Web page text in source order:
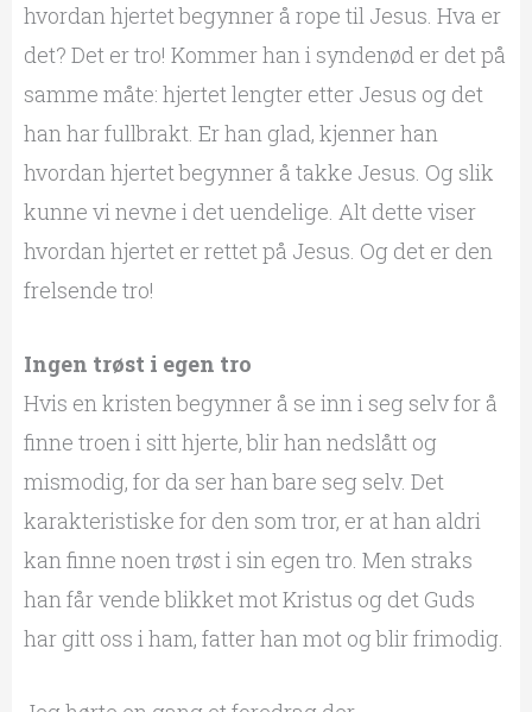
hvordan hjertet begynner å rope til Jesus. Hva er
det? Det er tro! Kommer han i syndenød er det på
samme måte: hjertet lengter etter Jesus og det
han har fullbrakt. Er han glad, kjenner han
hvordan hjertet begynner å takke Jesus. Og slik
kunne vi nevne i det uendelige. Alt dette viser
hvordan hjertet er rettet på Jesus. Og det er den
frelsende tro!
Ingen trøst i egen tro
Hvis en kristen begynner å se inn i seg selv for å
finne troen i sitt hjerte, blir han nedslått og
mismodig, for da ser han bare seg selv. Det
karakteristiske for den som tror, er at han aldri
kan finne noen trøst i sin egen tro. Men straks
han får vende blikket mot Kristus og det Guds
har gitt oss i ham, fatter han mot og blir frimodig.